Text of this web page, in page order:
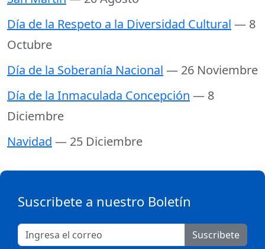
Día de la Respeto a la Diversidad Cultural — 8
Octubre
Día de la Soberanía Nacional — 26 Noviembre
Día de la Inmaculada Concepción — 8
Diciembre
Navidad — 25 Diciembre
Suscribete a nuestro Boletín
Suscribete